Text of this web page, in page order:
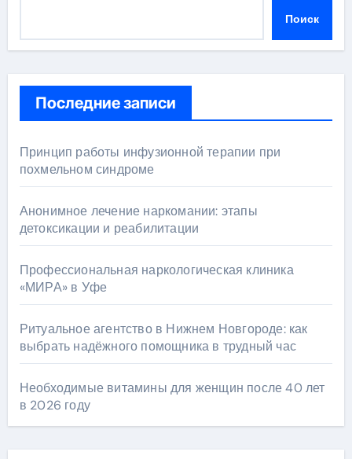
Поиск
Последние записи
Принцип работы инфузионной терапии при
похмельном синдроме
Анонимное лечение наркомании: этапы
детоксикации и реабилитации
Профессиональная наркологическая клиника
«МИРА» в Уфе
Ритуальное агентство в Нижнем Новгороде: как
выбрать надёжного помощника в трудный час
Необходимые витамины для женщин после 40 лет
в 2026 году